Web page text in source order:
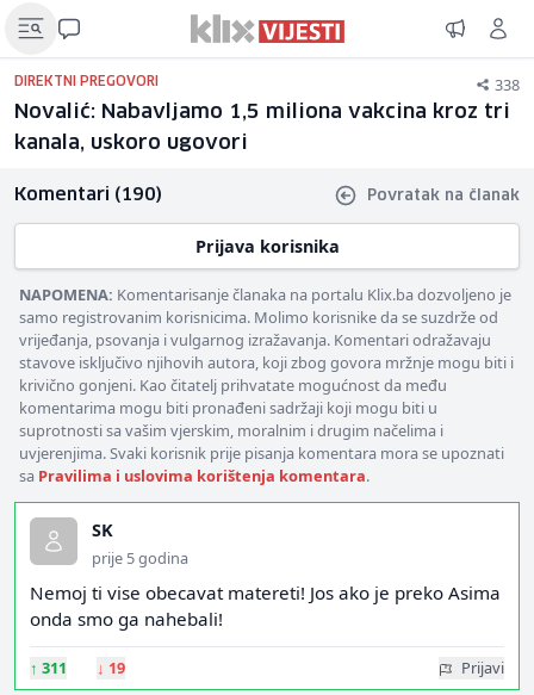
DIREKTNI PREGOVORI 338
Novalić: Nabavljamo 1,5 miliona vakcina kroz tri
kanala, uskoro ugovori
Komentari (190) Povratak na članak
Prijava korisnika
NAPOMENA: Komentarisanje članaka na portalu Klix.ba dozvoljeno je
samo registrovanim korisnicima. Molimo korisnike da se suzdrže od
vrijeđanja, psovanja i vulgarnog izražavanja. Komentari odražavaju
stavove isključivo njihovih autora, koji zbog govora mržnje mogu biti i
krivično gonjeni. Kao čitatelj prihvatate mogućnost da među
komentarima mogu biti pronađeni sadržaji koji mogu biti u
suprotnosti sa vašim vjerskim, moralnim i drugim načelima i
uvjerenjima. Svaki korisnik prije pisanja komentara mora se upoznati
sa Pravilima i uslovima korištenja komentara.
SK
prije 5 godina
Nemoj ti vise obecavat matereti! Jos ako je preko Asima
onda smo ga nahebali!
↑ 311 ↓ 19 Prijavi